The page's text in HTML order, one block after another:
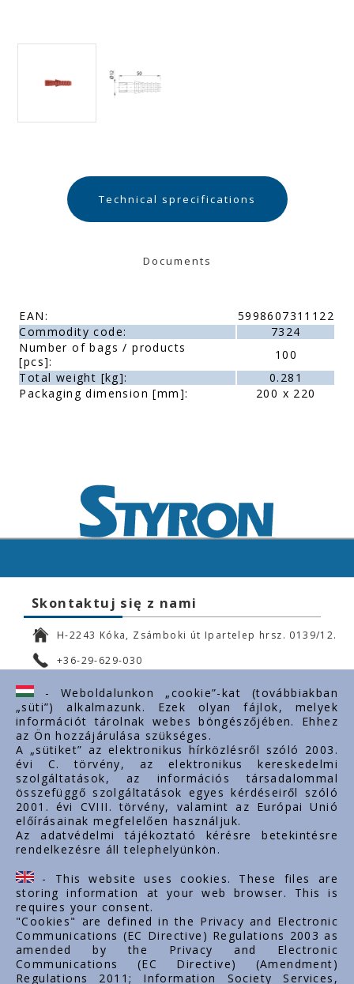
Technical sprecifications
Documents
EAN:
5998607311122
Commodity code:
7324
Number of bags / products
[pcs]:
100
Total weight [kg]:
0.281
Packaging dimension [mm]:
200 x 220
Skontaktuj się z nami
H-2243 Kóka, Zsámboki út Ipartelep hrsz. 0139/12.
+36-29-629-030
ertekesites@styron.hu
export@styron.hu
www.styron.hu
Important links
O nas
Dokumenty
Kontakt
Kariera zawodowa
- Weboldalunkon „cookie”-kat (továbbiakban
„süti”) alkalmazunk. Ezek olyan fájlok, melyek
információt tárolnak webes böngészőjében. Ehhez
az Ön hozzájárulása szükséges.
A „sütiket” az elektronikus hírközlésről szóló 2003.
évi C. törvény, az elektronikus kereskedelmi
szolgáltatások, az információs társadalommal
összefüggő szolgáltatások egyes kérdéseiről szóló
2001. évi CVIII. törvény, valamint az Európai Unió
előírásainak megfelelően használjuk.
Az adatvédelmi tájékoztató kérésre betekintésre
rendelkezésre áll telephelyünkön.
- This website uses cookies. These files are
storing information at your web browser. This is
requires your consent.
"Cookies" are defined in the Privacy and Electronic
Communications (EC Directive) Regulations 2003 as
amended by the Privacy and Electronic
Communications (EC Directive) (Amendment)
Regulations 2011; Information Society Services,